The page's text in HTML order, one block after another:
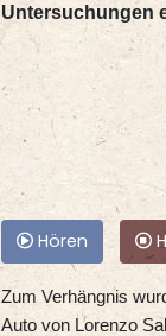
Untersuchungen
Hören
Zum Verhängnis
Auto von Lorenzo